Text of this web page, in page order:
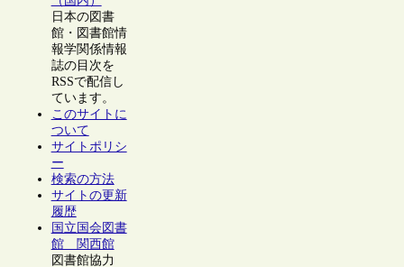
日本の図書
館・図書館情
報学関係情報
誌の目次を
RSSで配信し
ています。
このサイトに
ついて
サイトポリシ
ー
検索の方法
サイトの更新
履歴
国立国会図書
館 関西館
図書館協力